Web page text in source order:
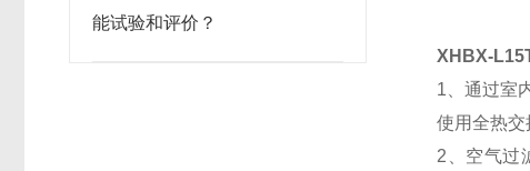
能试验和评价？
XHBX-
1、通过室
使用全热
2、 空气过